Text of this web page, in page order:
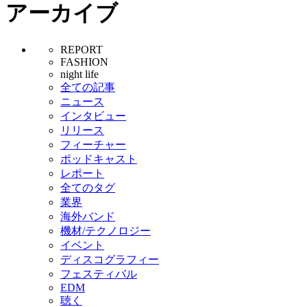
アーカイブ
REPORT
FASHION
night life
全ての記事
ニュース
インタビュー
リリース
フィーチャー
ポッドキャスト
レポート
全てのタグ
業界
海外バンド
機材/テクノロジー
イベント
ディスコグラフィー
フェスティバル
EDM
聴く